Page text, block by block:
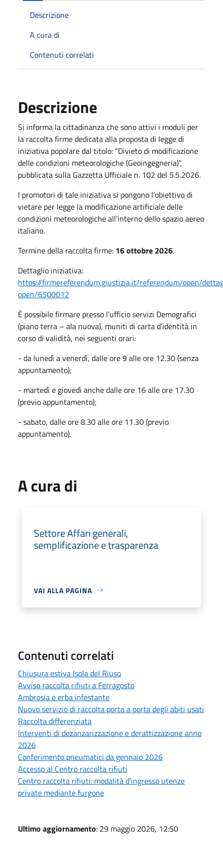
Descrizione
A cura di
Contenuti correlati
Descrizione
Si informa la cittadinanza che sono attivi i moduli per
la raccolta firme dedicata alla proposta di legge di
iniziativa popolare dal titolo: “Divieto di modificazione
delle condizioni meteorologiche (Geoingegneria)”,
pubblicata sulla Gazzetta Ufficiale n. 102 del 5.5.2026.
I promotori di tale iniziativa si pongono l’obiettivo di
vietare per legge la modificazione artificiale delle
condizioni meteorologiche all’interno dello spazio aereo
italiano.
Termine della raccolta firme: 16 ottobre 2026.
Dettaglio iniziativa:
https://firmereferendum.giustizia.it/referendum/open/
open/6500012
È possibile firmare presso l’ufficio servizi Demografici
(piano terra – ala nuova), muniti di carta d’identità in
corso di validità, nei seguenti orari:
- da lunedì a venerdì, dalle ore 9 alle ore 12.30 (senza
appuntamento);
- martedì e giovedì anche dalle ore 16 alle ore 17.30
(previo appuntamento);
- sabato, dalle ore 8.30 alle ore 11.30 (previo
appuntamento).
A cura di
Settore Affari generali,
semplificazione e trasparenza
VAI ALLA PAGINA
Contenuti correlati
Chiusura estiva Isola del Riuso
Avviso raccolta rifiuti a Ferragosto
Ambrosia e erba infestante
Nuovo servizio di raccolta porta a porta degli abiti usati
Raccolta differenziata
Interventi di dezanzarizzazione e derattizzazione anno
2026
Conferimento pneumatici da gennaio 2026
Accesso al Centro raccolta rifiuti
Centro raccolta rifiuti: modalità d'ingresso utenze
private mediante furgone
Ultimo aggiornamento: 29 maggio 2026, 12:50